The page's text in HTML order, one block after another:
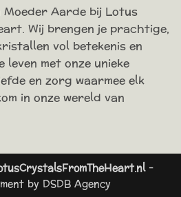
Moeder Aarde bij Lotus
Wij brengen je prachtige,
vol betekenis en
met onze unieke
en zorg waarmee elk
in onze wereld van
-
by DSDB Agency